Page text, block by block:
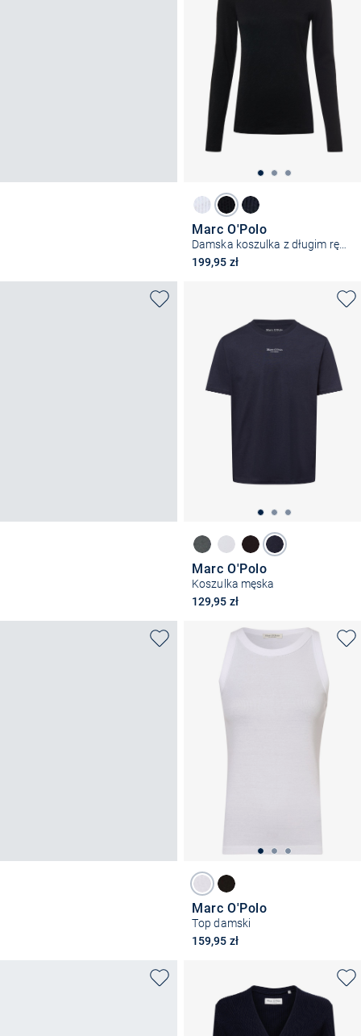
Marc O'Polo
Damska koszulka z długim rękawem
199,95 zł
Marc O'Polo
Koszulka męska
129,95 zł
Marc O'Polo
Top damski
159,95 zł